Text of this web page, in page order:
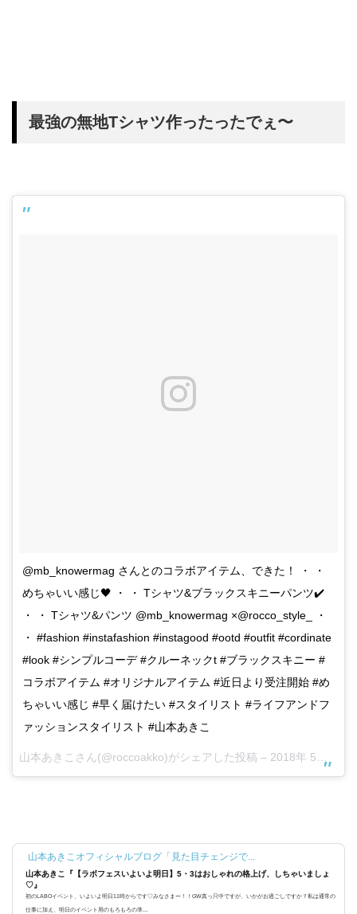
最強の無地Tシャツ作ったったでぇ〜
@mb_knowermag さんとのコラボアイテム、できた！ ・ ・
めちゃいい感じ🖤 ・ ・ Tシャツ&ブラックスキニーパンツ✔️
・ ・ Tシャツ&パンツ @mb_knowermag ×@rocco_style_ ・
・ #fashion #instafashion #instagood #ootd #outfit #cordinate
#look #シンプルコーデ #クルーネックt #ブラックスキニー #
コラボアイテム #オリジナルアイテム #近日より受注開始 #め
ちゃいい感じ #早く届けたい #スタイリスト #ライフアンドフ
ァッションスタイリスト #山本あきこ
山本あきこ さん(@roccoakko)がシェアした投稿 – 2018年 5月月1日午前5時46分PDT
山本あきこオフィシャルブログ「見た目チェンジで...
山本あきこ『【ラボフェスいよいよ明日】5・3はおしゃれの格上げ、しちゃいましょ
♡』
初のLABOイベント、いよいよ明日11時からです♡みなさまー！！GW真っ只中ですが、いかがお過ごしですか？私は通常の
仕事に加え、明日のイベント用のもろもろの準…